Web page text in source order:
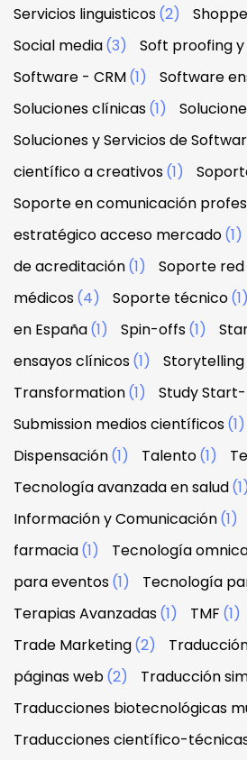
Servicios linguisticos(2)
Social media(3) Soft proofing
Software - CRM(1) Software
Soluciones clínicas(1)
Soluciones y Servicios de
científico a creativos(1)
Soporte en comunicación
estratégico acceso mercado(1)
de acreditación(1)
Soporte
médicos(4) Soporte técnico(1)
en España(1) Spin-offs(1)
ensayos clínicos(1) Storytelling
Transformation(1) Study
Submission medios científicos(1)
Dispensación(1) Talento(1)
Tecnología avanzada en salud(1)
Información y Comunicación(1)
farmacia(1) Tecnología
para eventos(1) Tecnología
Terapias Avanzadas(1) TMF (1)
Trade Marketing(2)
páginas web(2) Traducción
Traducciones biotecnológicas
Traducciones científico-